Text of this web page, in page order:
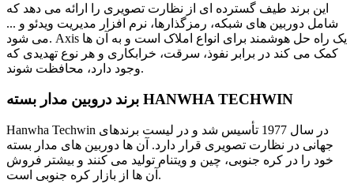
این برند طیف گسترده ای از نظارت تصویری را ارائه می دهد که
شامل دوربین های شبکه، رمزگذارها، نرم افزار مدیریت ویدئو و ...
می شود. Axis یک راه حل هوشمند برای انواع املاک است و به آن ها
کمک می کند در برابر نفوذ، سرقت، خرابکاری و هر نوع تهدیدی که
وجود دارد، محافظت شوند.
برند دروبین مدار بسته HANWHA TECHWIN
Hanwha Techwin در سال 1977 تأسیس شد و در لیست برندهای
جهانی در نظارت تصویری قرار دارد. آن ها دوربین های مدار بسته
خود را در کره جنوبی، چین و ویتنام تولید می کنند و بیشتر فروش
آن ها از بازار کره جنوبی است.